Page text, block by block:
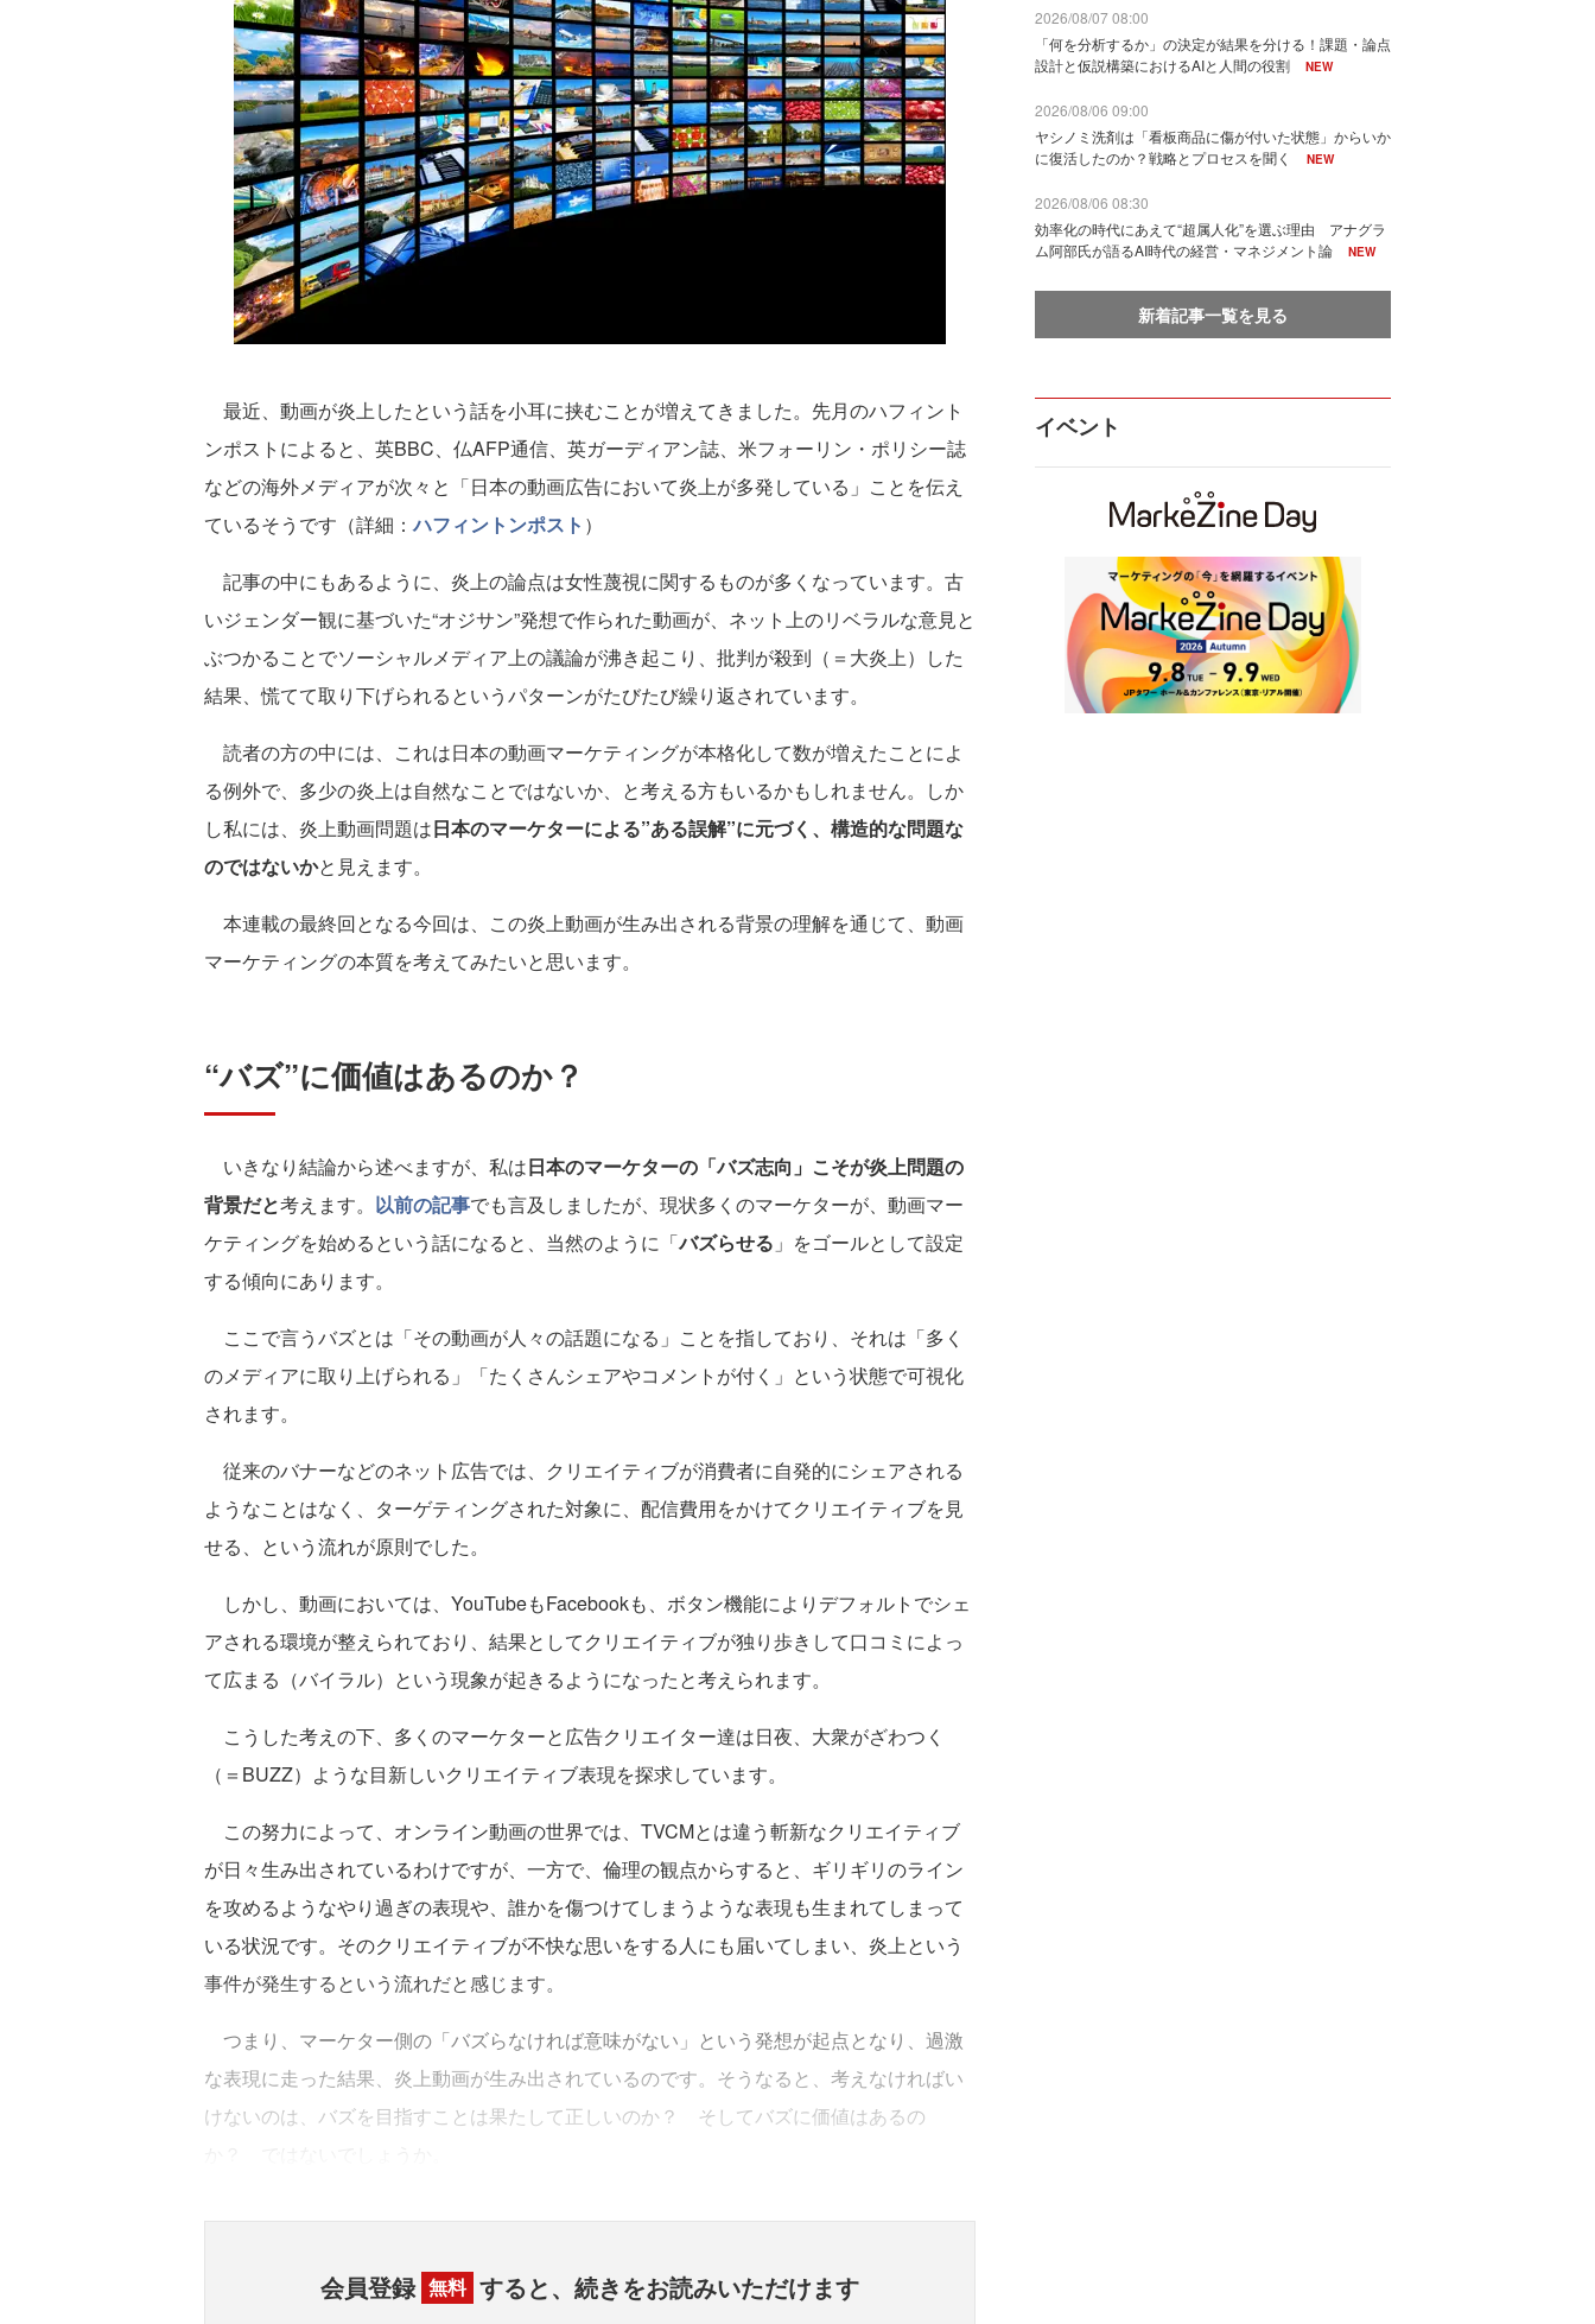
最近、動画が炎上したという話を小耳に挟むことが増えてきました。先月のハフィント
ンポストによると、英BBC、仏AFP通信、英ガーディアン誌、米フォーリン・ポリシー誌
などの海外メディアが次々と「日本の動画広告において炎上が多発している」ことを伝え
ているそうです（詳細：ハフィントンポスト ）
記事の中にもあるように、炎上の論点は女性蔑視に関するものが多くなっています。古
いジェンダー観に基づいた“オジサン”発想で作られた動画が、ネット上のリベラルな意見と
ぶつかることでソーシャルメディア上の議論が沸き起こり、批判が殺到（＝大炎上）した
結果、慌てて取り下げられるというパターンがたびたび繰り返されています。
読者の方の中には、これは日本の動画マーケティングが本格化して数が増えたことによ
る例外で、多少の炎上は自然なことではないか、と考える方もいるかもしれません。しか
し私には、炎上動画問題は日本のマーケターによる”ある誤解”に元づく、構造的な問題な
のではないかと見えます。
本連載の最終回となる今回は、この炎上動画が生み出される背景の理解を通じて、動画
マーケティングの本質を考えてみたいと思います。
“バズ”に価値はあるのか？
いきなり結論から述べますが、私は日本のマーケターの「バズ志向」こそが炎上問題の
背景だと考えます。 以前の記事でも言及しましたが、現状多くのマーケターが、動画マー
ケティングを始めるという話になると、当然のように「バズらせる 」をゴールとして設定
する傾向にあります。
ここで言うバズとは「その動画が人々の話題になる」ことを指しており、それは「多く
のメディアに取り上げられる」「たくさんシェアやコメントが付く」という状態で可視化
されます。
従来のバナーなどのネット広告では、クリエイティブが消費者に自発的にシェアされる
ようなことはなく、ターゲティングされた対象に、配信費用をかけてクリエイティブを見
せる、という流れが原則でした。
しかし、動画においては、YouTubeもFacebookも、ボタン機能によりデフォルトでシェ
アされる環境が整えられており、結果としてクリエイティブが独り歩きして口コミによっ
て広まる（バイラル）という現象が起きるようになったと考えられます。
こうした考えの下、多くのマーケターと広告クリエイター達は日夜、大衆がざわつく
（＝BUZZ）ような目新しいクリエイティブ表現を探求しています。
この努力によって、オンライン動画の世界では、TVCMとは違う斬新なクリエイティブ
が日々生み出されているわけですが、一方で、倫理の観点からすると、ギリギリのライン
を攻めるようなやり過ぎの表現や、誰かを傷つけてしまうような表現も生まれてしまって
いる状況です。そのクリエイティブが不快な思いをする人にも届いてしまい、炎上という
事件が発生するという流れだと感じます。
つまり、マーケター側の「バズらなければ意味がない」という発想が起点となり、過激
な表現に走った結果、炎上動画が生み出されているのです。そうなると、考えなければい
けないのは、バズを目指すことは果たして正しいのか？ そしてバズに価値はあるの
会員登録 無料 すると、続きをお読みいただけます
2026/08/07 08:00
「何を分析するか」の決定が結果を分ける！課題・論点
設計と仮説構築におけるAIと人間の役割
NEW
2026/08/06 09:00
ヤシノミ洗剤は「看板商品に傷が付いた状態」からいか
に復活したのか？戦略とプロセスを聞く
NEW
2026/08/06 08:30
効率化の時代にあえて“超属人化”を選ぶ理由 アナグラ
ム阿部氏が語るAI時代の経営・マネジメント論
NEW
新着記事一覧を見る
イベント